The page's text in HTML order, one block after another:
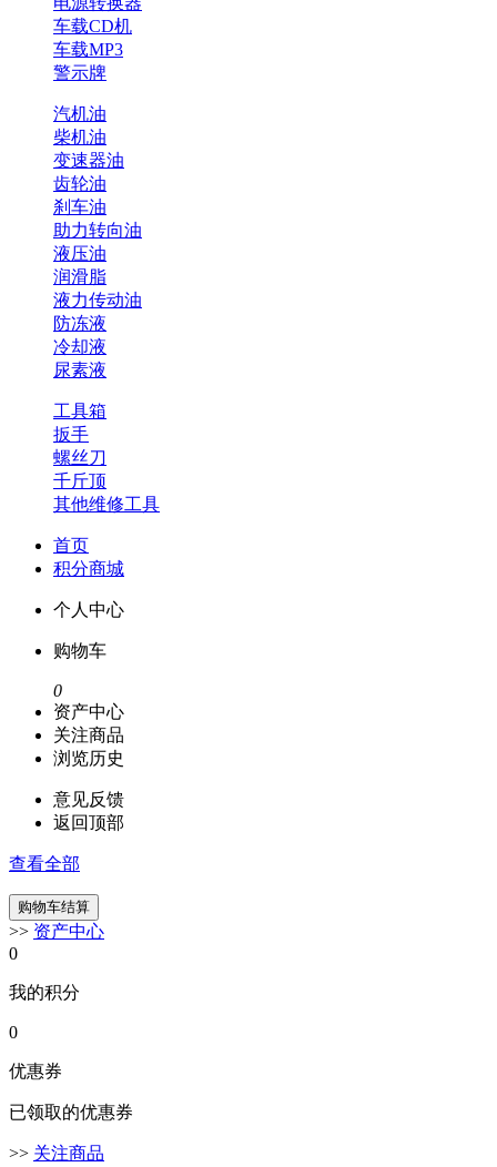
车载CD机
车载MP3
警示牌
汽机油
柴机油
变速器油
齿轮油
刹车油
助力转向油
液压油
润滑脂
液力传动油
防冻液
冷却液
尿素液
工具箱
扳手
螺丝刀
千斤顶
其他维修工具
首页
积分商城
个人中心
购物车
0
资产中心
关注商品
浏览历史
意见反馈
返回顶部
查看全部
>> 资产中心
0
我的积分
0
优惠券
已领取的优惠券
>> 关注商品